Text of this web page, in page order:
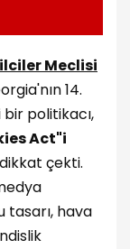
Meclisi
14.
politikacı,
Act"i
çekti.
tasarı, hava